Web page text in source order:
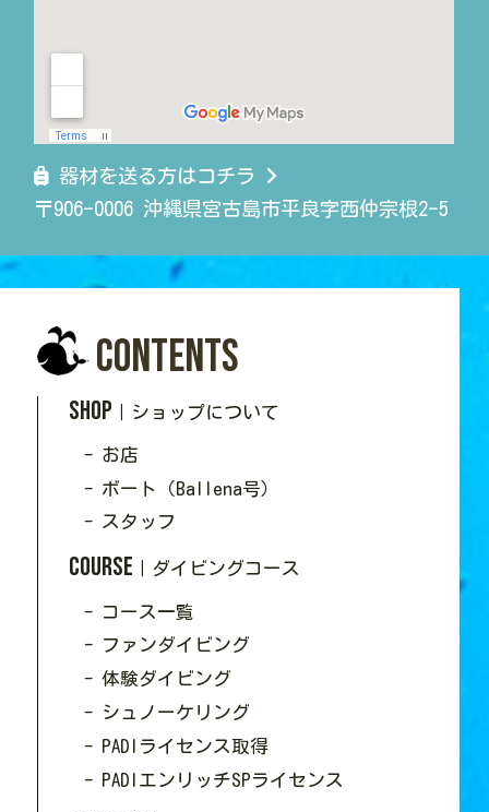
器材を送る方はコチラ
〒906-0006 沖縄県宮古島市平良字西仲宗根2-5
Contents
SHOP ｜ショップについて
- お店
- ボート（Ballena号）
- スタッフ
Course ｜ダイビングコース
- コース一覧
- ファンダイビング
- 体験ダイビング
- シュノーケリング
- PADIライセンス取得
- PADIエンリッチSPライセンス